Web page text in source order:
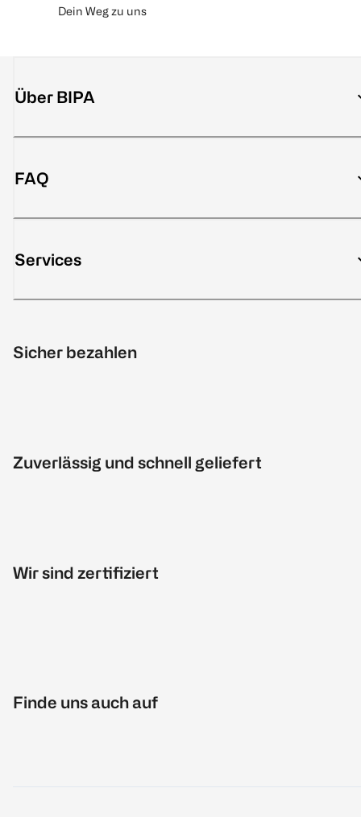
Dein Weg zu uns
Über BIPA
FAQ
Services
Sicher bezahlen
Zuverlässig und schnell geliefert
Wir sind zertifiziert
Finde uns auch auf